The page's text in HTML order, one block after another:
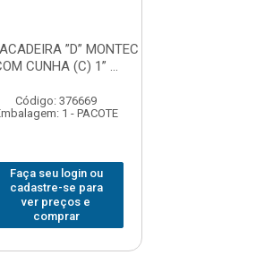
”D” MONTEC
CUNHA (C) 1” ...
Código: 376669
1 - PACOTE
Faça seu login ou
cadastre-se para
ver preços e
comprar